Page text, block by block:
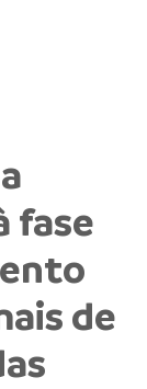
fase
de